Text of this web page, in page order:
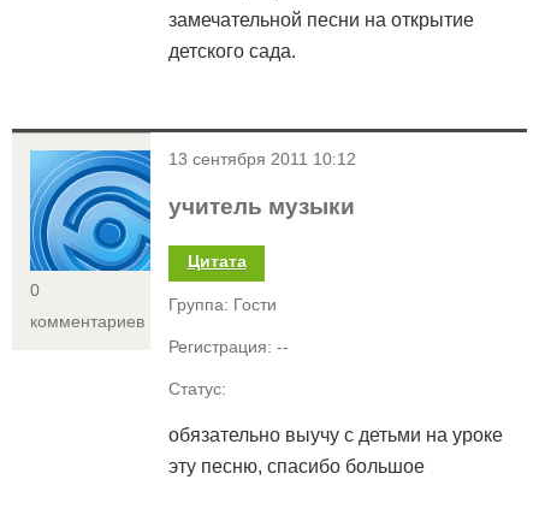
замечательной песни на открытие
детского сада.
<
0
комментариев
13 сентября 2011 10:12
учитель музыки
Цитата
Группа: Гости
Регистрация: --
Статус:
обязательно выучу с детьми на уроке
эту песню, спасибо большое